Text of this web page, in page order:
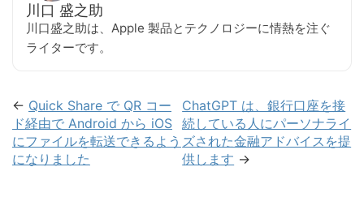
川口 盛之助
川口盛之助は、Apple 製品とテクノロジーに情熱を注ぐ
ライターです。
← Quick Share で QR コー
ド経由で Android から iOS
にファイルを転送できるよう
になりました
ChatGPT は、銀行口座を接
続している人にパーソナライ
ズされた金融アドバイスを提
供します →